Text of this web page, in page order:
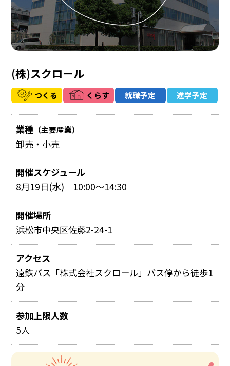
(株)スクロール
つくる くらす 就職予定 進学予定
業種 （主要産業）
卸売・小売
開催スケジュール
8月19日(水) 10:00～14:30
開催場所
浜松市中央区佐藤2-24-1
アクセス
遠鉄バス「株式会社スクロール」バス停から徒歩1
分
参加上限人数
5人